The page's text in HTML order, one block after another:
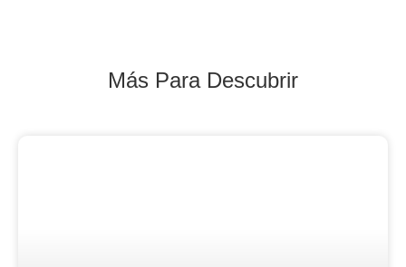
Más Para Descubrir